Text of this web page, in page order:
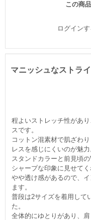
この商
ログイン
マニッシュなストラ
程よいストレッチ性があ
スです。
コットン混素材で肌ざわ
レスを感じにくいのが魅力
スタンドカラーと前見頃
シャープな印象に見せてく
透け感があるので、イ
ます。
普段は2サイズを着用して
た。
全体的にゆとりがあり、